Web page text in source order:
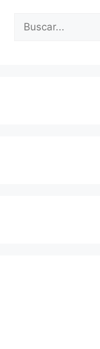
Buscar: